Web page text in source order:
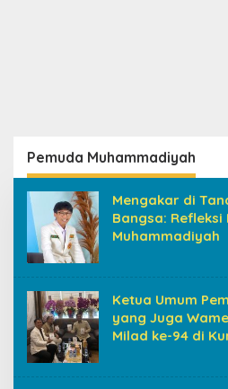
Pemuda Muhammadiyah
Mengakar di
Bangsa: Refleksi
Muhammadiyah
Ketua Umum
yang Juga
Milad ke-94 di